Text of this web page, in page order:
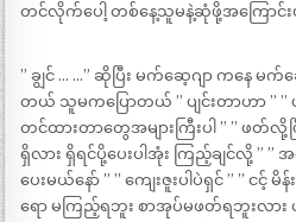
တင်လိုက်ပေါ့ တစ်နေ့သူမနဲ့ဆုံဖို့အကြောင်
” ချွင် … …” ဆိုပြီး မက်ဆေ့ဂျာ ကနေ
တယ် သူမကပြောတယ် ” ပျင်းတာဟာ ” ” ပ
တင်ထားတာတွေအများကြီးပါ ” ” ဖတ်လို့
ရှိလား ရှိရင်ပို့ပေးပါအုံး ကြည့်ချင်လို့ ” ”
ပေးမယ်နော် ” ” ကျေးဇူးပါပဲရှင် ” ” ငင့်
ရော မကြည့်ရဘူး စာအုပ်မဖတ်ရဘူးလား